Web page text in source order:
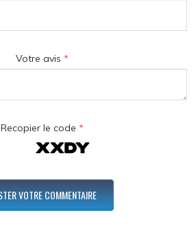
Votre avis *
Recopier le code *